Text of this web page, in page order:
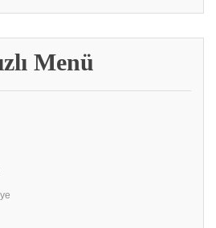
Menü